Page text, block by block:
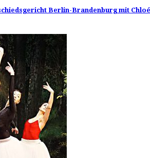
Berlin-Brandenburg mit